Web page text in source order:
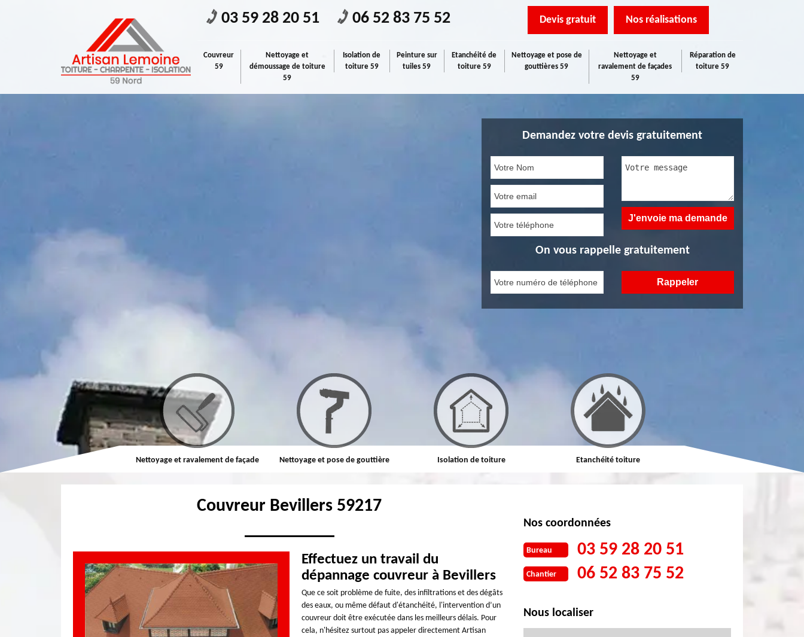
03 59 28 20 51 06 52 83 75 52 Devis gratuit Nos réalisations
Couvreur
59
Nettoyage et
démoussage de toiture
59
Isolation de
toiture 59
Peinture sur
tuiles 59
Etanchéité de
toiture 59
Nettoyage et pose de
gouttières 59
Nettoyage et
ravalement de façades
59
Réparation de
toiture 59
Demandez votre devis gratuitement
On vous rappelle gratuitement
Couvreur Nettoyage et ravalement de façade Nettoyage et pose de gouttière Isolation de toiture Etanchéité toiture Réparation de toiture
Couvreur Bevillers 59217
Effectuez un travail du
dépannage couvreur à Bevillers
Que ce soit problème de fuite, des infiltrations et des dégâts
des eaux, ou même défaut d'étanchéité, l'intervention d’un
couvreur doit être exécutée dans les meilleurs délais. Pour
cela, n'hésitez surtout pas appeler directement Artisan
Nos coordonnées
Bureau 03 59 28 20 51
Chantier 06 52 83 75 52
Nous localiser